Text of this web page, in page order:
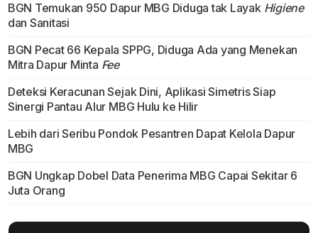
BGN Temukan 950 Dapur MBG Diduga tak Layak Higiene
dan Sanitasi
BGN Pecat 66 Kepala SPPG, Diduga Ada yang Menekan
Mitra Dapur Minta Fee
Deteksi Keracunan Sejak Dini, Aplikasi Simetris Siap
Sinergi Pantau Alur MBG Hulu ke Hilir
Lebih dari Seribu Pondok Pesantren Dapat Kelola Dapur
MBG
BGN Ungkap Dobel Data Penerima MBG Capai Sekitar 6
Juta Orang